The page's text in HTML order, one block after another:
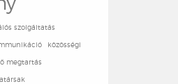
szolgáltatás
közösségi
megtartás